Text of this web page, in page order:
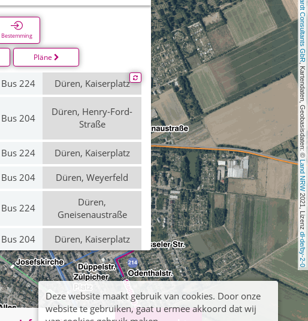
Baumgardt Consultants GbR
, Kartendaten, Geobasisdaten: ©
Land NRW
2021, Lizenz
dl-de/by-2-0
Bestemming
Pläne
Bus 224 Düren, Kaiserplatz
Bus 204
Düren, Henry-Ford-
Straße
Bus 224 Düren, Kaiserplatz
Bus 204 Düren, Weyerfeld
Bus 224
Düren,
Gneisenaustraße
Bus 204 Düren, Kaiserplatz
Bus 224 Düren, Kaiserplatz
Bus 214
Düren,
Wörthsiedlung
Odenthalstraße
Deze website maakt gebruik van cookies. Door onze
website te gebruiken, gaat u ermee akkoord dat wij